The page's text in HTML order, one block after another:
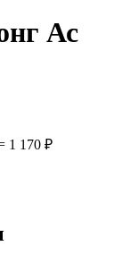
Ас
1 170 ₽